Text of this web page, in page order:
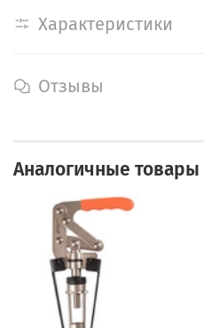
Характеристики
Отзывы
Аналогичные товары